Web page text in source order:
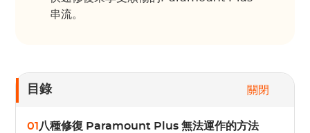
串流。
目錄 關閉
01 八種修復 Paramount Plus 無法運作的方法